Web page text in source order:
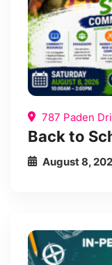
787 Paden
Back to
August 8,